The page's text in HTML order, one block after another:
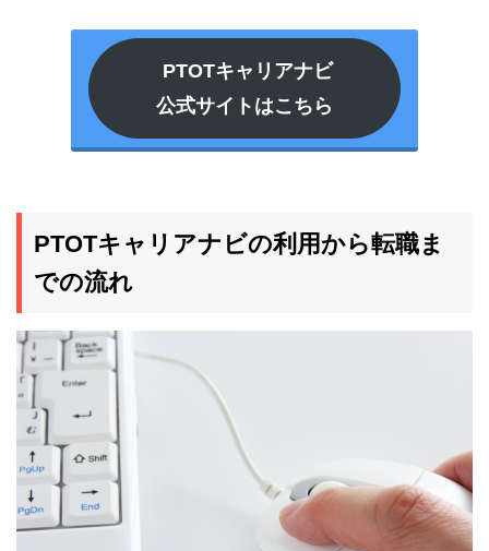
PTOTキャリアナビ
公式サイトはこちら
PTOTキャリアナビの利用から転職ま
での流れ